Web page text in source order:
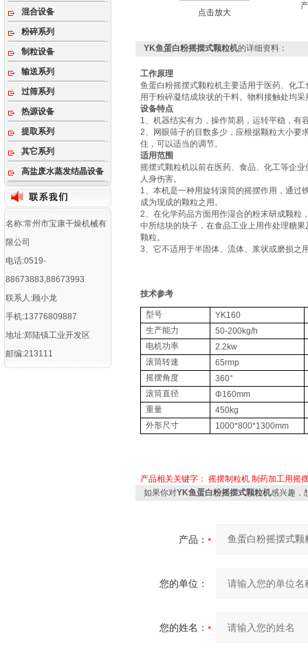
混合设备
粉碎系列
制粒设备
输送系列
过筛系列
热源设备
提取系列
其它系列
高盐废水蒸发结晶设备
名称:常州市宝康干燥机械有
限公司
电话:0519-
88673883,88673993
联系人:顾小龙
手机:13776809887
地址:郑陆镇工业开发区
邮编:213111
点击放大
YK鱼蛋白粉摇摆式颗粒机的详细资料：
工作原理
鱼蛋白粉摇摆式颗粒机主要适用于医药、化
用于粉碎凝结成块状的干料。物料接触处均
设备特点
1、机器结实有力，操作简易，运转平稳，有
2、网眼筛子的目数多少，应根据颗粒大小要
住，可以适当的调节。
适用范围
摇摆式颗粒机以前在医药、食品、化工等企
人身伤害。
1、本机是一种用旋转滚筒的摇摆作用，通过
成为现成的颗粒之用。
2、在化学药品方面用作湿合的粉末研成颗粒
中所结块的块子，在食品工业上用作处理糖
颗粒。
3、它不适用于半固体、流体、浆状或磨损之
技术参考
型号
YK160
生产能力
50-200kg/h
电机功率
2.2kw
滚筒转速
65rmp
摇摆角度
360°
滚筒直径
Φ160mm
重量
450kg
外形尺寸
1000*800*1300mm
产品相关关键字： 摇摆制粒机 制药加工用摇
如果你对YK鱼蛋白粉摇摆式颗粒机感兴趣，
产品：
您的单位：
您的姓名：